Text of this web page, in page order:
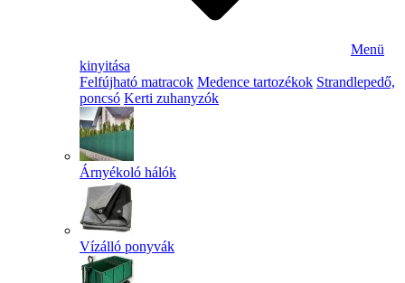
Menü
kinyitása
Felfújható matracok Medence tartozékok Strandlepedő,
poncsó Kerti zuhanyzók
Árnyékoló hálók
Vízálló ponyvák